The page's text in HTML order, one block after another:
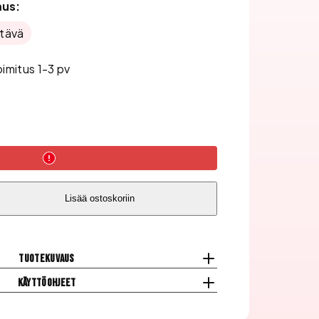
1-3 pv
Lisää ostoskoriin
Tuotekuvaus
Käyttöohjeet